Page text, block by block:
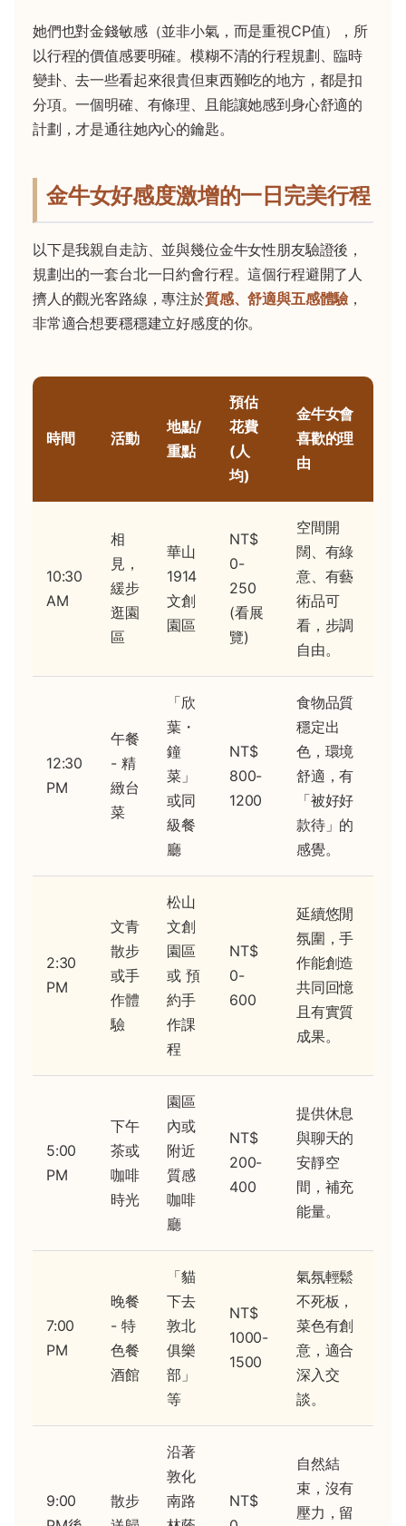
她們也對金錢敏感（並非小氣，而是重視CP值），所
以行程的價值感要明確。模糊不清的行程規劃、臨時
變卦、去一些看起來很貴但東西難吃的地方，都是扣
分項。一個明確、有條理、且能讓她感到身心舒適的
計劃，才是通往她內心的鑰匙。
金牛女好感度激增的一日完美行程
以下是我親自走訪、並與幾位金牛女性朋友驗證後，
規劃出的一套台北一日約會行程。這個行程避開了人
擠人的觀光客路線，專注於質感、舒適與五感體驗 ，
非常適合想要穩穩建立好感度的你。
時間 活動
地點/
重點
預估
花費
(人
均)
金牛女會
喜歡的理
由
10:30
AM
相
見，
緩步
逛園
區
華山
1914
文創
園區
NT$
0-
250
(看展
覽)
空間開
闊、有綠
意、有藝
術品可
看，步調
自由。
12:30
PM
午餐
- 精
緻台
菜
「欣
葉・
鐘
菜」
或同
級餐
廳
NT$
800-
1200
食物品質
穩定出
色，環境
舒適，有
「被好好
款待」的
感覺。
2:30
PM
文青
散步
或手
作體
驗
松山
文創
園區
或 預
約手
作課
程
NT$
0-
600
延續悠閒
氛圍，手
作能創造
共同回憶
且有實質
成果。
5:00
PM
下午
茶或
咖啡
時光
園區
內或
附近
質感
咖啡
廳
NT$
200-
400
提供休息
與聊天的
安靜空
間，補充
能量。
7:00
PM
晚餐
- 特
色餐
酒館
「貓
下去
敦北
俱樂
部」
等
NT$
1000-
1500
氣氛輕鬆
不死板，
菜色有創
意，適合
深入交
談。
9:00
散步
沿著
敦化
南路
NT$
自然結
束，沒有
壓力，留